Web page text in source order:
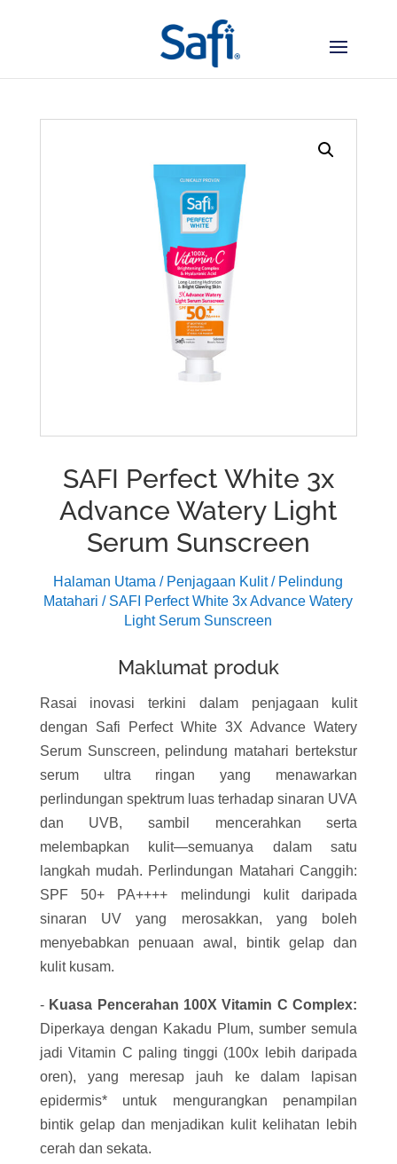
SAFI Perfect White 3x
Advance Watery Light
Serum Sunscreen
Halaman Utama / Penjagaan Kulit/ Pelindung
Matahari / SAFI Perfect White 3x Advance Watery
Light Serum Sunscreen
Maklumat produk
Rasai inovasi terkini dalam penjagaan kulit
dengan Safi Perfect White 3X Advance Watery
Serum Sunscreen, pelindung matahari bertekstur
serum ultra ringan yang menawarkan
perlindungan spektrum luas terhadap sinaran UVA
dan UVB, sambil mencerahkan serta
melembapkan kulit—semuanya dalam satu
langkah mudah. Perlindungan Matahari Canggih:
SPF 50+ PA++++ melindungi kulit daripada
sinaran UV yang merosakkan, yang boleh
menyebabkan penuaan awal, bintik gelap dan
kulit kusam.
- Kuasa Pencerahan 100X Vitamin C Complex:
Diperkaya dengan Kakadu Plum, sumber semula
jadi Vitamin C paling tinggi (100x lebih daripada
oren), yang meresap jauh ke dalam lapisan
epidermis* untuk mengurangkan penampilan
bintik gelap dan menjadikan kulit kelihatan lebih
cerah dan sekata.